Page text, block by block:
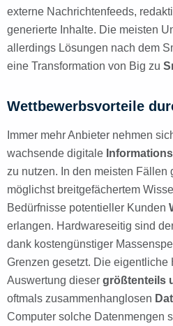
externe Nachrichtenfeeds,
generierte Inhalte. Die meisten
allerdings Lösungen nach dem
eine Transformation von Big zu
Wettbewerbsvorteile
Immer mehr Anbieter nehmen
wachsende digitale
zu nutzen. In den meisten Fällen
möglichst breitgefächertem
Bedürfnisse potentieller Kunden
erlangen. Hardwareseitig sind
dank kostengünstiger
Grenzen gesetzt. Die eigentliche
Auswertung dieser größtenteils
oftmals zusammenhanglosen
Computer solche Datenmengen